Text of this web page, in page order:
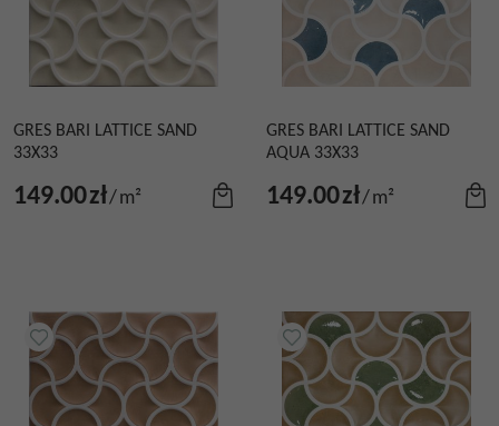
GRES BARI LATTICE SAND
33X33
149.00zł/m²
GRES BARI LATTICE SAND
AQUA 33X33
149.00zł/m²